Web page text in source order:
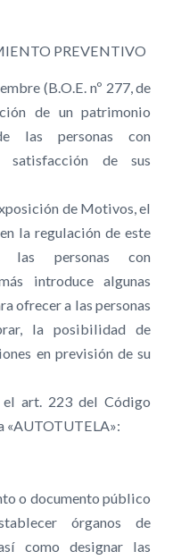
PREVENTIVO
(B.O.E. nº 277, de
de un patrimonio
las personas con
de sus
de Motivos, el
la regulación de este
las personas con
introduce algunas
ofrecer a las personas
la posibilidad de
en previsión de su
art. 223 del Código
«AUTOTUTELA»:
o documento público
órganos de
como designar las